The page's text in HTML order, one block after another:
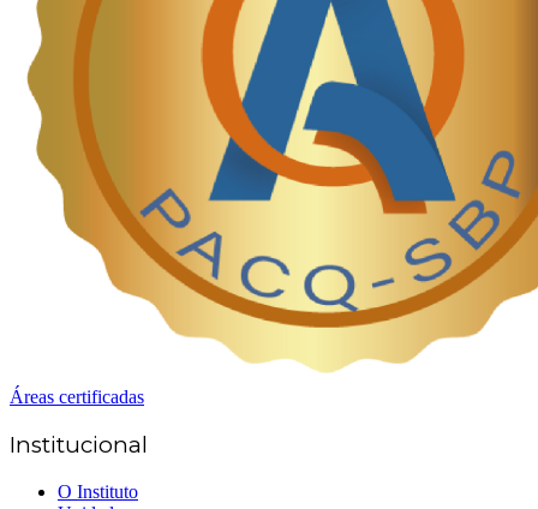
Áreas certificadas
Institucional
O Instituto